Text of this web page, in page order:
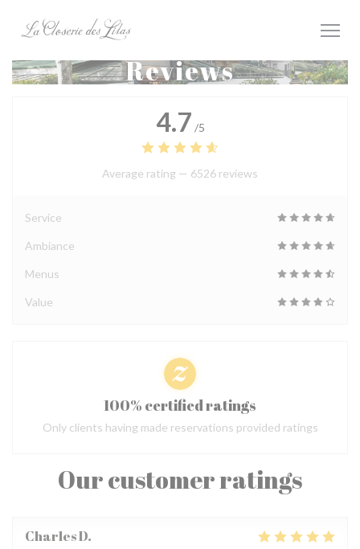
Reviews
Our customer ratings
CharlesD
4.7 /5
Average rating — 6526 reviews
Service
Ambiance
Menus
Value
100% certified ratings
Only clients having made reservations provided ratings